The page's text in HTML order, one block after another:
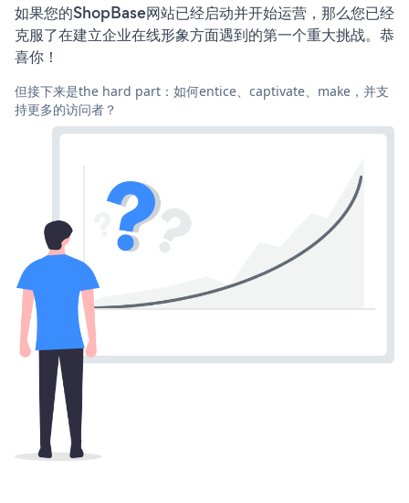
如果您的ShopBase网站已经启动并开始运营，那么您已经
克服了在建立企业在线形象方面遇到的第一个重大挑战。恭
喜你！
但接下来是the hard part：如何entice、captivate、make，并支
持更多的访问者？